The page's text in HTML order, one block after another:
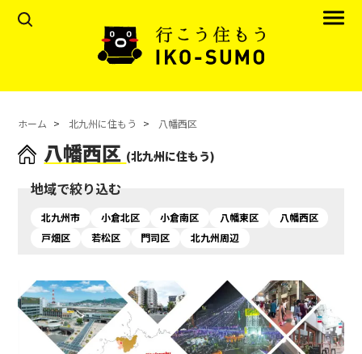
ホーム 北九州に住もう 八幡西区
八幡西区 (北九州に住もう)
地域で絞り込む
北九州市 小倉北区 小倉南区 八幡東区
八幡西区
戸畑区
若松区 門司区 北九州周辺